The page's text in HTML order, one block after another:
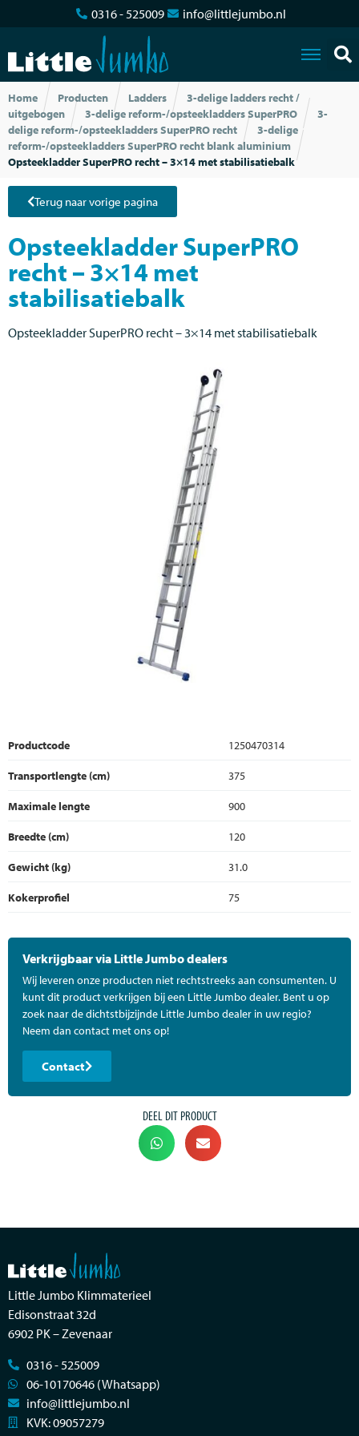
0316 - 525009 info@littlejumbo.nl
Home Producten Ladders
3-delige ladders recht /
uitgebogen
3-delige reform-/opsteekladders SuperPRO
3-
delige reform-/opsteekladders SuperPRO recht
3-delige
reform-/opsteekladders SuperPRO recht blank aluminium
Opsteekladder SuperPRO recht – 3×14 met stabilisatiebalk
Terug naar vorige pagina
Opsteekladder SuperPRO
recht – 3×14 met
stabilisatiebalk
Opsteekladder SuperPRO recht – 3×14 met stabilisatiebalk
Productcode
1250470314
Transportlengte (cm)
375
Maximale lengte
900
Breedte (cm)
120
Gewicht (kg)
31.0
Kokerprofiel
75
Verkrijgbaar via Little Jumbo dealers
Wij leveren onze producten niet rechtstreeks aan consumenten. U
kunt dit product verkrijgen bij een Little Jumbo dealer. Bent u op
zoek naar de dichtstbijzijnde Little Jumbo dealer in uw regio?
Neem dan contact met ons op!
Contact
DEEL DIT PRODUCT
Little Jumbo Klimmaterieel
Edisonstraat 32d
6902 PK – Zevenaar
0316 - 525009
06-10170646 (Whatsapp)
info@littlejumbo.nl
KVK: 09057279